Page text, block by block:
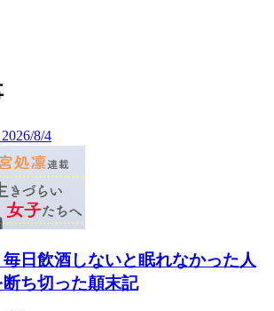
2026/8/4
毎日飲酒しないと眠れなかった人
断ち切った顛末記